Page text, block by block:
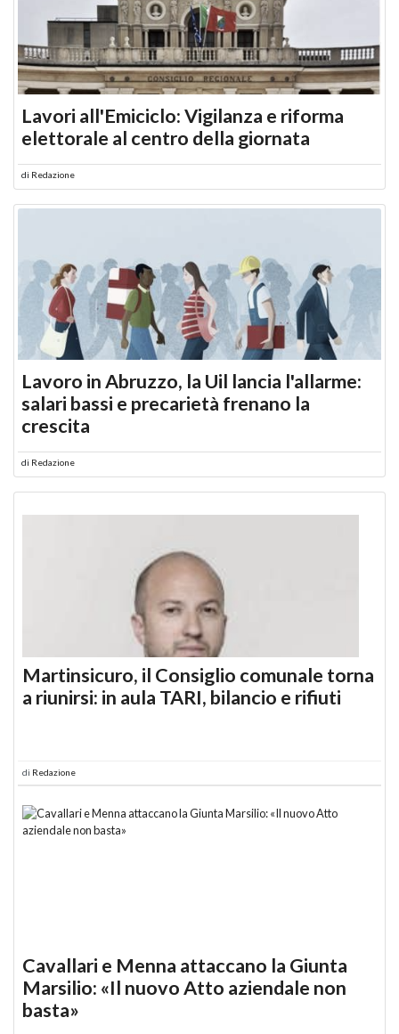
Lavori all'Emiciclo: Vigilanza e riforma
elettorale al centro della giornata
di Redazione
Lavoro in Abruzzo, la Uil lancia l'allarme:
salari bassi e precarietà frenano la
crescita
di Redazione
Martinsicuro, il Consiglio comunale torna
a riunirsi: in aula TARI, bilancio e rifiuti
di Redazione
Cavallari e Menna attaccano la Giunta
Marsilio: «Il nuovo Atto aziendale non
basta»